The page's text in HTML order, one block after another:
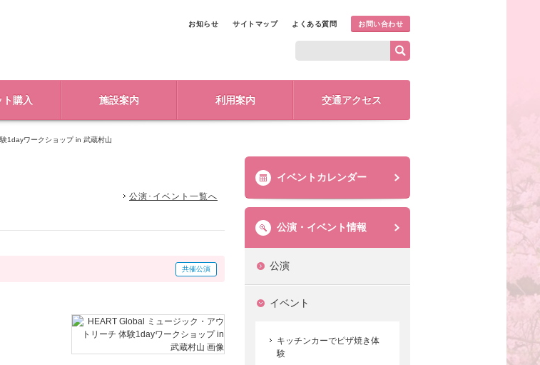
お知らせ サイトマップ よくある質問 お問い合わせ
ト購入 施設案内 利用案内 交通アクセス
1dayワークショップ in 武蔵村山
公演･イベント一覧へ
共催公演
イベントカレンダー
公演・イベント情報
公演
イベント
キッチンカーでピザ焼き体
験